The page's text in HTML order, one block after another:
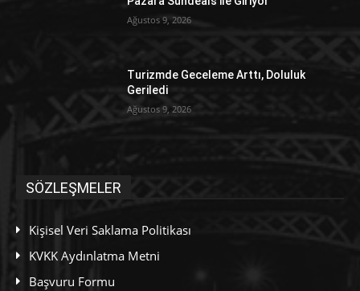
Ağustos 9, 2026
Turizmde Geceleme Arttı, Doluluk
Geriledi
Ağustos 9, 2026
SÖZLEŞMELER
Kişisel Veri Saklama Politikası
KVKK Aydınlatma Metni
Başvuru Formu